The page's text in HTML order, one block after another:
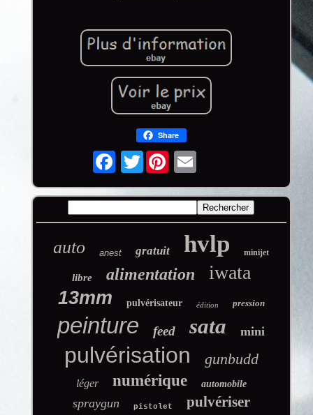
Share
Twitter
auto anest gratuit hvlp minijet
libre alimentation iwata
13mm pulvérisateur édition pression
peinture feed sata mini
pulvérisation gunbudd
léger numérique automobile
spraygun pistolet pulvériser